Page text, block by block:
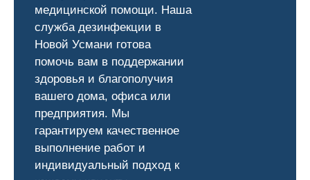
медицинской помощи. Наша
служба дезинфекции в
Новой Усмани готова
помочь вам в поддержании
здоровья и благополучия
вашего дома, офиса или
предприятия. Мы
гарантируем качественное
выполнение работ и
индивидуальный подход к